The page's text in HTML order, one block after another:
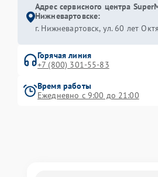
Адрес сервисного центра
Нижневартовске:
г. Нижневартовск, ул. 60 лет
Горячая линия
+7 (800) 301-55-83
Время работы
Ежедневно с 9:00 до 21:00